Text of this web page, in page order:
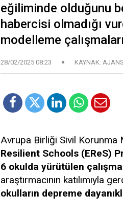
eğiliminde olduğunu
habercisi olmadığı
modelleme
28/02/2025 08:23 KAYNAK:
Avrupa Birliği Sivil Korunma
Resilient Schools (EReS)
6 okulda yürütülen
araştırmacının katılımıyla
okulların depreme